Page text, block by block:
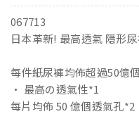
067713
日本革新! 最高透氣 隱形尿
每件紙尿褲均佈超過50億
• 最高の透氣性*1
每片均佈 50 億個透氣孔*2